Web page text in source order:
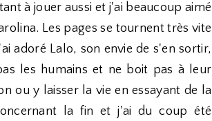
à jouer aussi et j'ai beaucoup aimé
Les pages se tournent très vite
adoré Lalo, son envie de s'en sortir,
les humains et ne boit pas à leur
ou y laisser la vie en essayant de la
la fin et j'ai du coup été